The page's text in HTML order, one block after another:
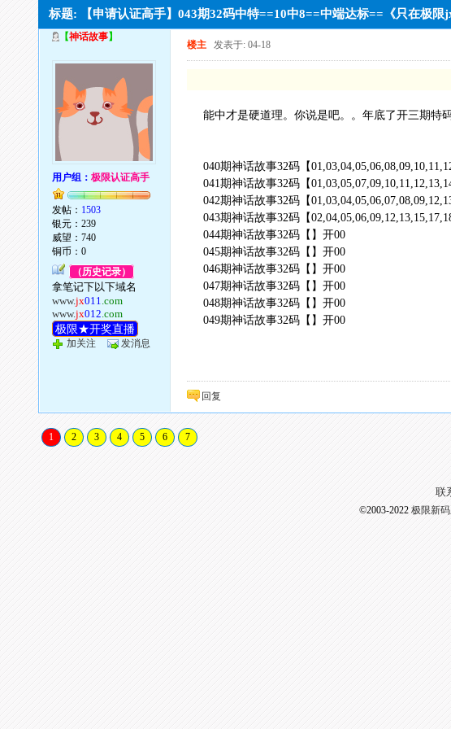
标题: 【申请认证高手】043期32码中特==10中8==中端达标==《只在极限
【神话故事】
用户组：极限认证高手
发帖： 1503
银元：239
威望：740
铜币：0
（历史记录）
拿笔记下以下域名
www.jx011.com
www.jx012.com
极限★开奖直播
加关注 发消息
楼主 发表于: 04-18
能中才是硬道理。你说是吧。。年底了开三期特
040期神话故事32码【
041期神话故事32码【
042期神话故事32码【
043期神话故事32码【
044期神话故事32码【】开00
045期神话故事32码【】开00
046期神话故事32码【】开00
047期神话故事32码【】开00
048期神话故事32码【】开00
049期神话故事32码【】开00
回复
1 2 3 4 5 6 7
©2003-2022 极限新